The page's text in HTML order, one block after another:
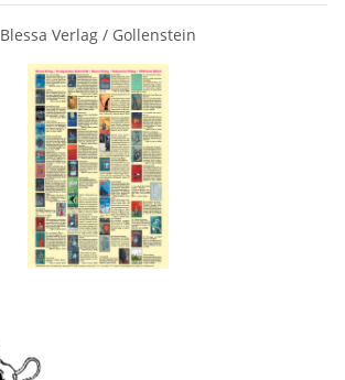
Blessa Verlag / Gollenstein